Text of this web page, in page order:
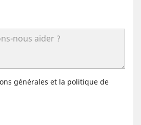
générales et la politique de